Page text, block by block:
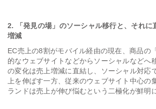
2. 「発見の場」のソーシャル移行と、それに
増減
EC売上の8割がモバイル経由の現在、商品の
的なウェブサイトなどからソーシャルなどへ
の変化は売上増減に直結し、ソーシャル対応
上を伸ばす一方、従来のウェブサイト中心の
ランドは売上が伸び悩むという二極化が鮮明